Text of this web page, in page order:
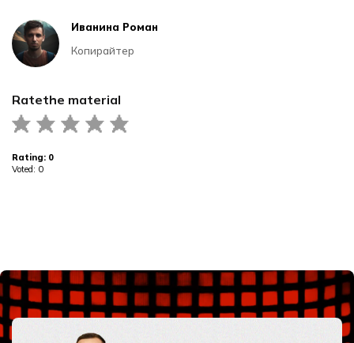
Ratethe material
Rating: 0
Voted: 0
Иванина Роман
Копирайтер